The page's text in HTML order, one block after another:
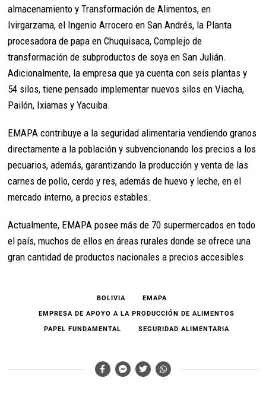
almacenamiento y Transformación de Alimentos, en
Ivirgarzama, el Ingenio Arrocero en San Andrés, la Planta
procesadora de papa en Chuquisaca, Complejo de
transformación de subproductos de soya en San Julián.
Adicionalmente, la empresa que ya cuenta con seis plantas y
54 silos, tiene pensado implementar nuevos silos en Viacha,
Pailón, Ixiamas y Yacuiba.
EMAPA contribuye a la seguridad alimentaria vendiendo granos
directamente a la población y subvencionando los precios a los
pecuarios, además, garantizando la producción y venta de las
carnes de pollo, cerdo y res, además de huevo y leche, en el
mercado interno, a precios estables.
Actualmente, EMAPA posee más de 70 supermercados en todo
el país, muchos de ellos en áreas rurales donde se ofrece una
gran cantidad de productos nacionales a precios accesibles.
BOLIVIA
EMAPA
EMPRESA DE APOYO A LA PRODUCCIÓN DE ALIMENTOS
PAPEL FUNDAMENTAL
SEGURIDAD ALIMENTARIA